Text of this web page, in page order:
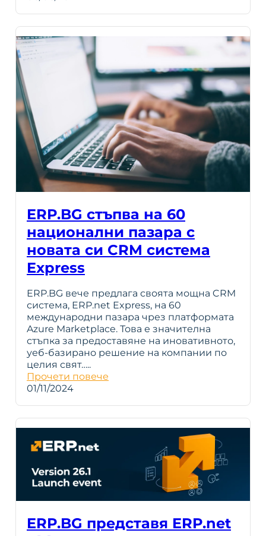
ERP.BG стъпва на 60
национални пазара с
новата си CRM система
Express
ERP.BG вече предлага своята мощна CRM
система, ERP.net Express, на 60
международни пазара чрез платформата
Azure Marketplace. Това е значителна
стъпка за предоставяне на иновативното,
уеб-базирано решение на компании по
целия свят…..
Прочети повече
01/11/2024
ERP.BG представя ERP.net